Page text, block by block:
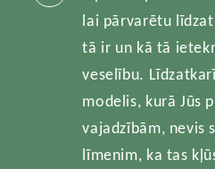
lai pārvarētu
tā ir un kā tā
veselību.
modelis, kurā Jūs
vajadzībām, nevis
līmenim, ka tas